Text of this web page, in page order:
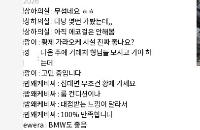
정상하의실:무섭네요 ㅎㅎ
정상하의실: 다낭 몇번 가봤는데,,
정상하의실: 아직 에코걸은 안해봄
국깡이:황제 가라오케 시설 진짜 좋나요?
국깡
이
: 다음 주에 거래처 형님들 모시고 가야 하
는데
국깡이:고민 중입니다
국밥왜케비싸: 접대면 무조건 황제 가세요
국밥왜케비싸:룸 컨디션이나
국밥왜케비싸: 대접받는 느낌이 달라서
국밥왜케비싸: 100% 만족합니다
Newera: BMW도 좋음